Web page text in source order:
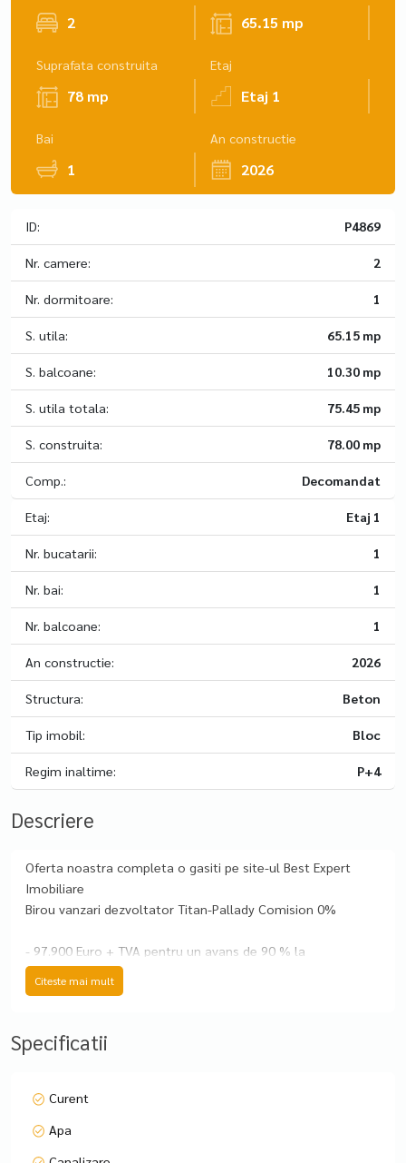
2 65.15 mp
Suprafata construita
78 mp
Etaj
Etaj 1
Bai
1
An constructie
2026
ID: P4869
Nr. camere: 2
Nr. dormitoare: 1
S. utila: 65.15 mp
S. balcoane: 10.30 mp
S. utila totala: 75.45 mp
S. construita: 78.00 mp
Comp.: Decomandat
Etaj: Etaj 1
Nr. bucatarii: 1
Nr. bai: 1
Nr. balcoane: 1
An constructie: 2026
Structura: Beton
Tip imobil: Bloc
Regim inaltime: P+4
Descriere
Oferta noastra completa o gasiti pe site-ul Best Expert
Imobiliare
Birou vanzari dezvoltator Titan-Pallady Comision 0%
- 97.900 Euro + TVA pentru un avans de 90 % la
antecontract
- 101.200 Euro + TVA pentru un avans de 50% la
- 104.500 Euro + TVA pentru un avans de 15 % la
antecontract
Pozitionare : zona Theodor Pallady
Tip imobil - Parter+4 etaje
Total unitati ansamblu - 53 unitati
Citeste mai mult
Specificatii
Curent
Apa